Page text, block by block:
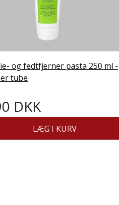
og fedtfjerner pasta 250 ml -
tube
DKK
LÆG I KURV